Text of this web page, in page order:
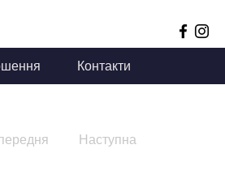
Контакти
Наступна